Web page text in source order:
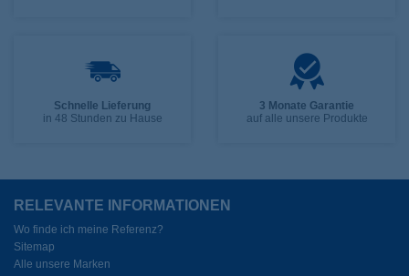
Schnelle Lieferung
in 48 Stunden zu Hause
3 Monate Garantie
auf alle unsere Produkte
RELEVANTE INFORMATIONEN
Wo finde ich meine Referenz?
Sitemap
Alle unsere Marken